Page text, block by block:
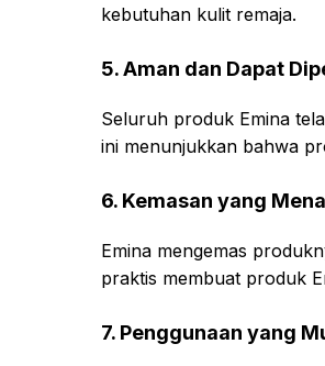
kebutuhan kulit remaja.
5. Aman dan Dapat
Seluruh produk Emina
ini menunjukkan bahwa
6. Kemasan yang
Emina mengemas
praktis membuat produk
7. Penggunaan yang